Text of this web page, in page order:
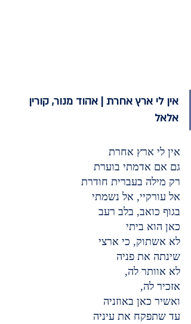
אין לי ארץ אחרת | אהוד מנור, קורין
אלאל
אין לי ארץ אחרת
גם אם אדמתי בוערת
רק מילה בעברית חודרת
אל עורקיי, אל נשמתי
בגוף כואב, בלב רעב
כאן הוא ביתי
לא אשתוק, כי ארצי
שינתה את פניה
לא אוותר לה,
אזכיר לה,
ואשיר כאן באוזניה
עד שתפקח את עיניה